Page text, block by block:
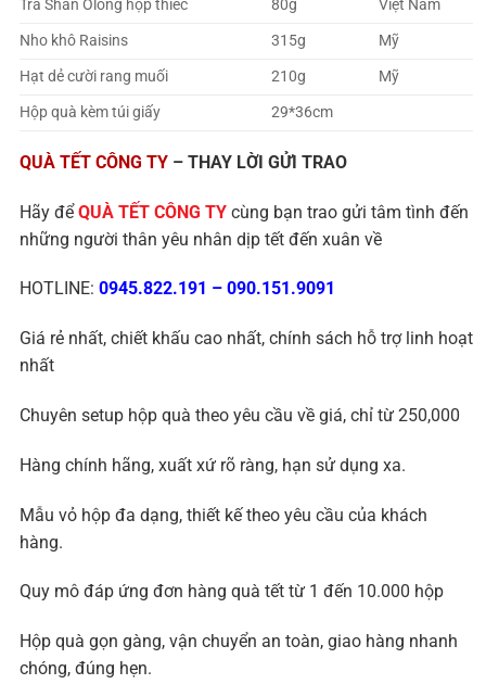
Trà Shan Olong hộp thiếc
80g
Việt Nam
Nho khô Raisins
315g
Mỹ
Hạt dẻ cười rang muối
210g
Mỹ
Hộp quà kèm túi giấy
29*36cm
QUÀ TẾT CÔNG TY – THAY LỜI GỬI TRAO
Hãy đểQUÀ TẾT CÔNG TY cùng bạn trao gửi tâm tình đến
những người thân yêu nhân dịp tết đến xuân về
HOTLINE: 0945.822.191 – 090.151.9091
Giá rẻ nhất, chiết khấu cao nhất, chính sách hỗ trợ linh hoạt
nhất
Chuyên setup hộp quà theo yêu cầu về giá, chỉ từ 250,000
Hàng chính hãng, xuất xứ rõ ràng, hạn sử dụng xa.
Mẫu vỏ hộp đa dạng, thiết kế theo yêu cầu của khách
hàng.
Quy mô đáp ứng đơn hàng quà tết từ 1 đến 10.000 hộp
Hộp quà gọn gàng, vận chuyển an toàn, giao hàng nhanh
chóng, đúng hẹn.